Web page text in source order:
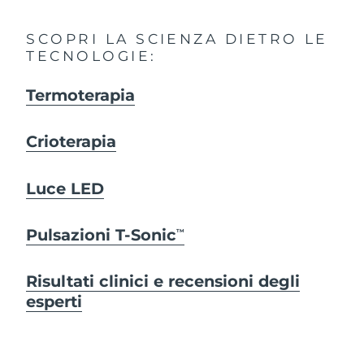
SCOPRI LA SCIENZA DIETRO LE
TECNOLOGIE:
Termoterapia
Crioterapia
Luce LED
Pulsazioni T-SonicTM
Risultati clinici e recensioni degli
esperti